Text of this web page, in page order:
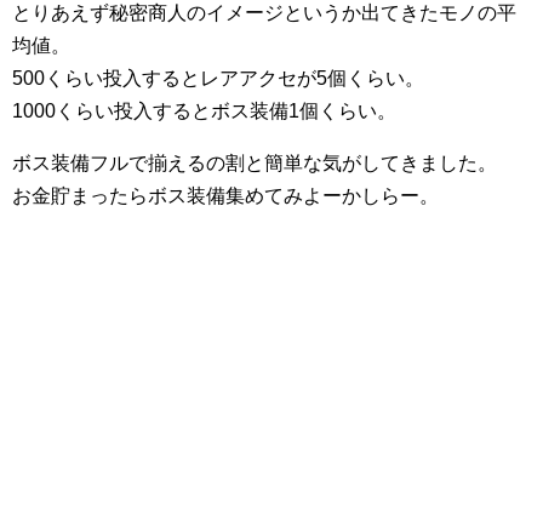
とりあえず秘密商人のイメージというか出てきたモノの平
均値。
500くらい投入するとレアアクセが5個くらい。
1000くらい投入するとボス装備1個くらい。
ボス装備フルで揃えるの割と簡単な気がしてきました。
お金貯まったらボス装備集めてみよーかしらー。